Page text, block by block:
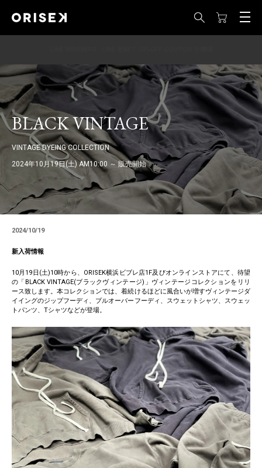
BLACK VINTAGE
VINTAGE DYEING COLLECTION
2024年10月19日(土) AM10:00 ～ 販売開始
2024/10/19
新入荷情報
10月19日(土)10時から、ORISEK横浜ビブレ店1F及びオンラインストアにて、待望
の「BLACK VINTAGE(ブラックヴィンテージ)」ヴィンテージコレクションをリリ
ース致します。本コレクションでは、着続けるほどに風合いが増すヴィンテージダ
イイングのジップフーディ、プルオーバーフーディ、スウェットシャツ、スウェッ
トパンツ、Tシャツなどが登場。